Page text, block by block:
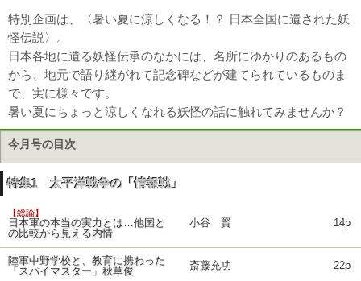
特別企画は、〈暑い夏に涼しくなる！？ 日本全国に遺された妖
怪伝説〉。
日本各地に遺る妖怪伝承のなかには、名所にゆかりのあるもの
から、地元で語り継がれて記念碑などが建てられているものま
で、実に様々です。
暑い夏にちょっと涼しくなれる妖怪の話に触れてみませんか？
今月号の目次
特集1 太平洋戦争の「情報戦」
【総論】
日本軍の本当の実力とは…他国と
の比較から見える内情
小谷 賢 14p
陸軍中野学校と、教育に携わった
「スパイマスター」秋草俊
斎藤充功 22p